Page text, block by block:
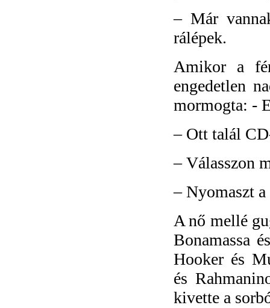
– Már
rálépek.
Amikor a
engedetlen
mormogta: -
– Ott talál
–Válasszon
–Nyomaszt a
A nő mellé
Bonamassa
Hooker és
és
kivette a